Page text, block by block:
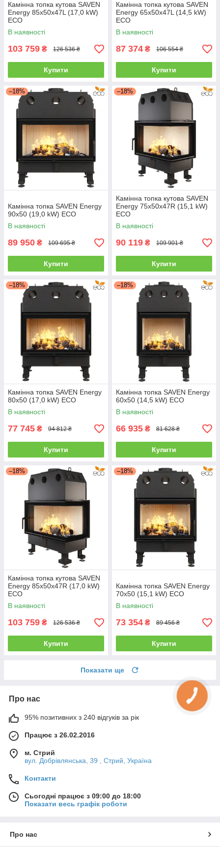
Камінна топка кутова SAVEN
Energy 85х50х47L (17,0 kW)
ECO
В наявності
103 759 ₴ 126 536 ₴
Купити
Камінна топка кутова SAVEN
Energy 65х50х47L (14,5 kW)
ECO
В наявності
87 374 ₴ 106 554 ₴
Купити
–18%
Камінна топка SAVEN Energy
90х50 (19,0 kW) ECO
В наявності
89 950 ₴ 109 695 ₴
Купити
–18%
Камінна топка кутова SAVEN
Energy 75х50х47R (15,1 kW)
ECO
В наявності
90 119 ₴ 109 901 ₴
Купити
–18%
Камінна топка SAVEN Energy
80х50 (17,0 kW) ECO
В наявності
77 745 ₴ 94 812 ₴
Купити
–18%
Камінна топка SAVEN Energy
60х50 (14,5 kW) ECO
В наявності
66 935 ₴ 81 628 ₴
Купити
–18%
Камінна топка кутова SAVEN
Energy 85х50х47R (17,0 kW)
ECO
В наявності
103 759 ₴ 126 536 ₴
Купити
–18%
Камінна топка SAVEN Energy
70х50 (15,1 kW) ECO
В наявності
73 354 ₴ 89 456 ₴
Купити
Показати ще
Про нас
95% позитивних з 240 відгуків за рік
Працює з 26.02.2016
м. Стрий
вул. Добрівлянська, 39 , Стрий, Україна
Контакти
Сьогодні працює з 09:00 до 18:00
Показати весь графік роботи
Про нас